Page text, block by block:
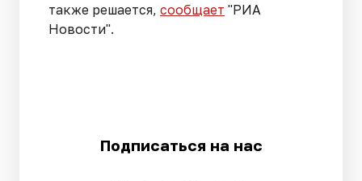
также решается, сообщает "РИА
Новости".
Подписаться на нас